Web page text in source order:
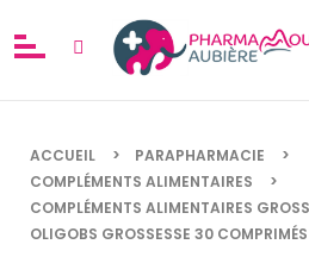
ACCUEIL
PARAPHARMACIE
COMPLÉMENTS ALIMENTAIRES
COMPLÉMENTS ALIMENTAIRES
OLIGOBS GROSSESSE 30